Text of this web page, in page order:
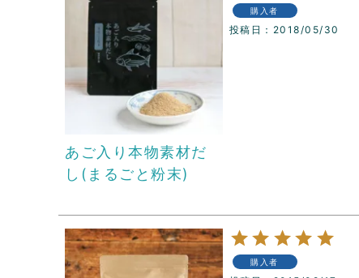
あご入り本物素材だ
し(まるごと粉末)
購入者
投稿日 2018/05/30
購入者